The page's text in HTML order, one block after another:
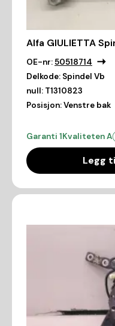
Alfa GIULIETTA
OE-nr:50518714
Delkode: Spindel Vb
null: T1310823
Posisjon:Venstre bak
Garanti 1Kvaliteten A
Legg